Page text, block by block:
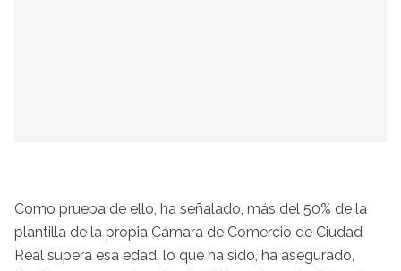
Como prueba de ello, ha señalado, más del 50% de la
plantilla de la propia Cámara de Comercio de Ciudad
Real supera esa edad, lo que ha sido, ha asegurado,